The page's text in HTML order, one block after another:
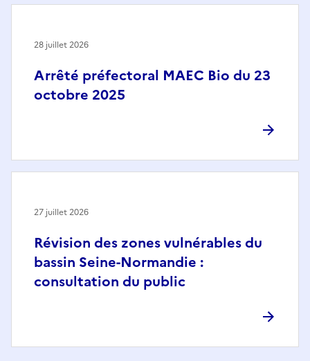
Arrêté préfectoral MAEC Bio du 23
octobre 2025
28 juillet 2026
Révision des zones vulnérables du
bassin Seine-Normandie :
consultation du public
27 juillet 2026